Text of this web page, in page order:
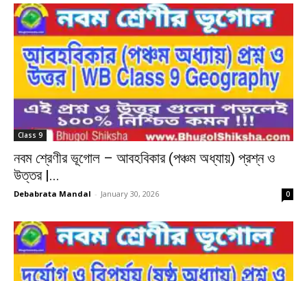
Class 9
নবম শ্রেণীর ভূগোল – আবহবিকার (পঞ্চম অধ্যায়) প্রশ্ন ও
উত্তর |...
Debabrata Mandal - January 30, 2026 0